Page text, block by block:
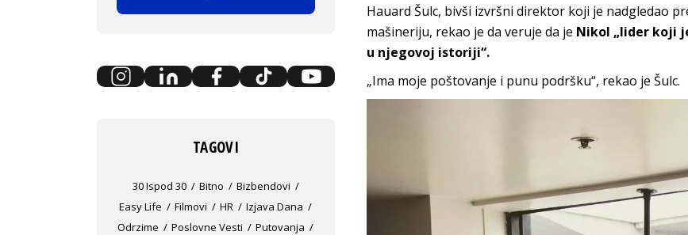
Hauard Šulc, bivši izvršni direktor koji je nadgledao
mašineriju, rekao je da veruje da je Nikol „lider koji
u njegovoj istoriji“.
„Ima moje poštovanje i punu podršku“, rekao je Šulc.
TAGOVI
30 Ispod 30 Bitno
Bizbendovi
Easy Life
Filmovi HR
Izjava Dana
Odrzime
Poslovne Vesti
Putovanja